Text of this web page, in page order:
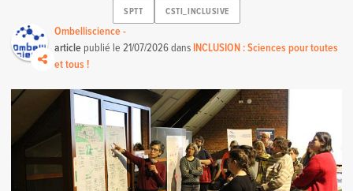
SPTT CSTI_INCLUSIVE
Ombelliscience -
article publié le21/07/2026dans INCLUSION : Sciences pour toutes
et tous !